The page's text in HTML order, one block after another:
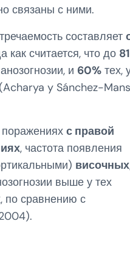
связаны с ними.
составляет
как считается, что до
и 60% тех,
y Sánchez-
поражениях с правой
, частота появления
выше у тех
по сравнению с